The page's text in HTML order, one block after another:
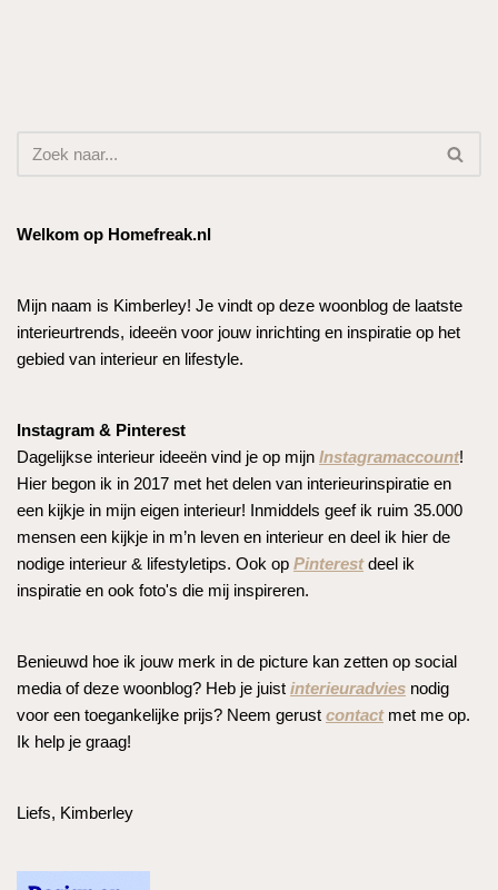
Welkom op Homefreak.nl
Mijn naam is Kimberley! Je vindt op deze woonblog de laatste
interieurtrends, ideeën voor jouw inrichting en inspiratie op het
gebied van interieur en lifestyle.
Instagram & Pinterest
Dagelijkse interieur ideeën vind je op mijn Instagramaccount!
Hier begon ik in 2017 met het delen van interieurinspiratie en
een kijkje in mijn eigen interieur! Inmiddels geef ik ruim 35.000
mensen een kijkje in m’n leven en interieur en deel ik hier de
nodige interieur & lifestyletips. Ook op Pinterestdeel ik
inspiratie en ook foto's die mij inspireren.
Benieuwd hoe ik jouw merk in de picture kan zetten op social
media of deze woonblog? Heb je juist interieuradvies nodig
voor een toegankelijke prijs? Neem gerust contactmet me op.
Ik help je graag!
Liefs, Kimberley